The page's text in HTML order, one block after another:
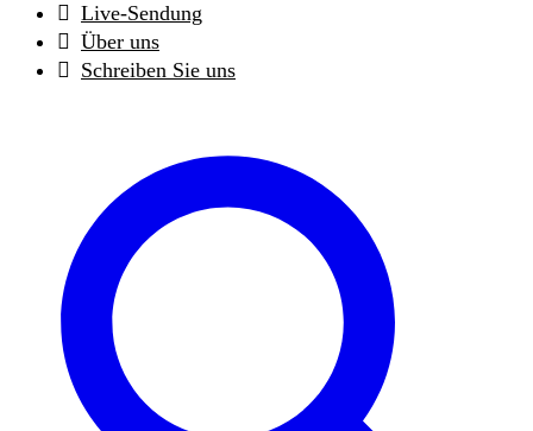
Live-Sendung
Über uns
Schreiben Sie uns